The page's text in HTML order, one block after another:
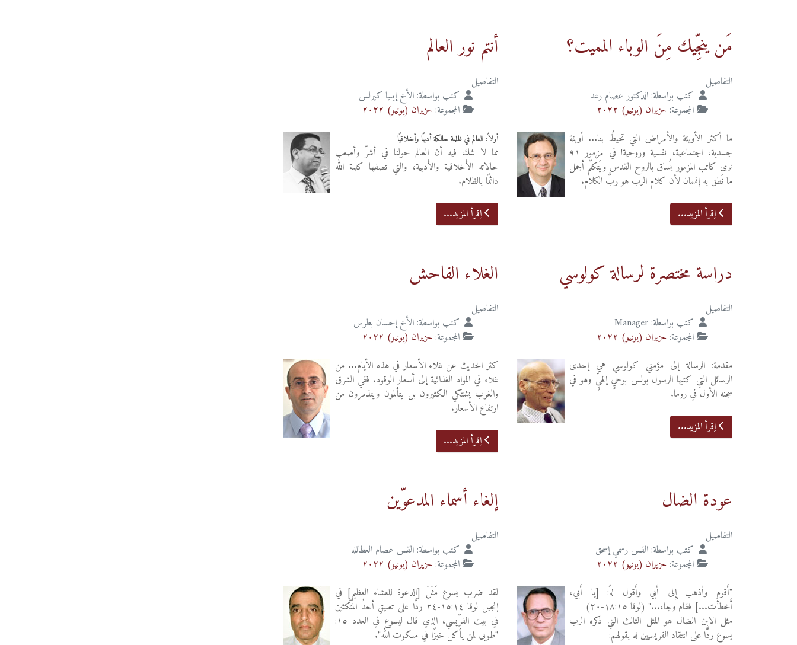
مَن ينجِّيك مِنَ الوباء المميت؟
التفاصيل
كتب بواسطة: الدكتور عصام رعد
المجموعة: حزيران (يونيو) ٢٠٢٢
ما أكثر الأوبئة والأمراض التي تحيطُ بنا... أوبئة
جسدية، اجتماعية، نفسية وروحية! في مزمور ٩١
نرى كاتب المزمور يُساق بالروح القدس ويَتكلّم أجمل
ما نَطق به إنسان لأن كلام الرب هو ربُّ الكلام.
اِقرأ المزيد...
أنتم نور العالم
التفاصيل
كتب بواسطة: الأخ إيليا كيرلس
المجموعة: حزيران (يونيو) ٢٠٢٢
أولاً: العالم في ظلمة حالكة أدبيًا وأخلاقيًا
مما لا شك فيه أن العالم حولنا في أشرّ وأصعب
حالاته الأخلاقية والأدبية، والتي تصفها كلمة الله
دائمًا بالظلام.
اِقرأ المزيد...
دراسة مختصرة لرسالة كولوسي
التفاصيل
كتب بواسطة: Manager
المجموعة: حزيران (يونيو) ٢٠٢٢
مقدمة: الرسالة إلى مؤمني كولوسي هي إحدى
الرسائل التي كتبها الرسول بولس بوحيٍ إلهيٍّ وهو في
سجنه الأول في روما.
اِقرأ المزيد...
الغلاء الفاحش
التفاصيل
كتب بواسطة: الأخ إحسان بطرس
المجموعة: حزيران (يونيو) ٢٠٢٢
كثر الحديث عن غلاء الأسعار في هذه الأيام... من
غلاء في المواد الغذائية إلى أسعار الوقود. ففي الشرق
والغرب يشتكي الكثيرون بل يتألمون ويتذمرون من
ارتفاع الأسعار.
اِقرأ المزيد...
عودة الضال
التفاصيل
كتب بواسطة: القس رسمي إسحق
المجموعة: حزيران (يونيو) ٢٠٢٢
"أَقوم وأذهب إِلى أَبي وأَقول لهُ: [يا أَبي،
أَخطأْت...] فقام وجاء..." (لوقا ١٨:١٥-٢٠)
مثل الابن الضال هو المثل الثالث التي ذكره الرب
يسوع ردًّا على انتقاد الفريسيين له بقولهم:
إلغاء أسماء المدعوّين
التفاصيل
كتب بواسطة: القس عصام العطالله
المجموعة: حزيران (يونيو) ٢٠٢٢
لقد ضرب يسوع مَثَلَ [الدعوة للعشاء العظيم] في
إنجيل لوقا ١٥:١٤-٢٤ ردًّا على تعليقِ أحدُ المتّكئين
في بيت الفرّيسي، الذي قال ليسوع في العدد ١٥:
"طوبى لمن يأكل خبزًا في ملكوت الله".